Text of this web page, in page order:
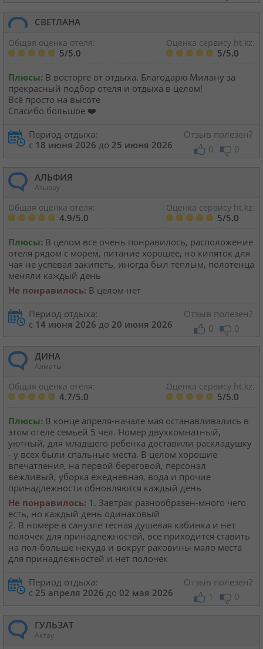
СВЕТЛАНА
Общая оценка отеля:
5/5.0
Оценка сервису ht.kz:
5/5.0
Плюсы: В восторге от отдыха. Благодарю Милану за
прекрасный подбор отеля и отдыха в целом!
Всё просто на высоте
Спасибо большое ❤️
Период отдыха:
с 18 июня 2026 до 25 июня 2026
Отзыв полезен?
0
0
АЛЬФИЯ
Атырау
Общая оценка отеля:
4.9/5.0
Оценка сервису ht.kz:
5/5.0
Плюсы: В целом все очень понравилось, расположение
отеля рядом с морем, питание хорошее, но кипяток для
чая не успевал закипеть, иногда был теплым, полотенца
меняли каждый день
Не понравилось: В целом нет
Период отдыха:
с 14 июня 2026 до 20 июня 2026
Отзыв полезен?
0
0
ДИНА
Алматы
Общая оценка отеля:
4.7/5.0
Оценка сервису ht.kz:
5/5.0
Плюсы: В конце апреля-начале мая останавливались в
этом отеле семьей 5 чел. Номер двухкомнатный,
уютный, для младшего ребенка доставили раскладушку
- у всех были спальные места. В целом хорошие
впечатления, на первой береговой, персонал
вежливый, уборка ежедневная, вода и прочие
принадлежности обновляются каждый день
Не понравилось: 1. Завтрак разнообразен-много чего
есть, но каждый день одинаковый
2. В номере в санузле тесная душевая кабинка и нет
полочек для принадлежностей, все приходится ставить
на пол-больше некуда и вокруг раковины мало места
для принадлежностей и нет полочек
Период отдыха:
с 25 апреля 2026 до 02 мая 2026
Отзыв полезен?
1
0
ГУЛЬЗАТ
Актау